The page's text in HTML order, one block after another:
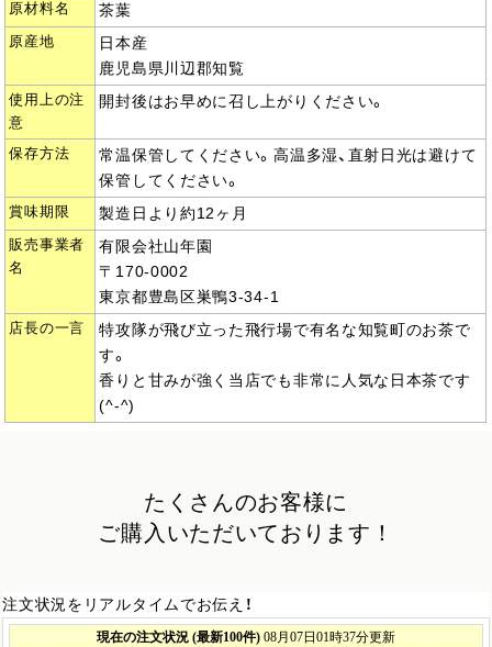
原材料名 茶葉
原産地
日本産
鹿児島県川辺郡知覧
使用上の注
意
開封後はお早めに召し上がりください。
保存方法
常温保管してください。高温多湿、直射日光は避けて
保管してください。
賞味期限 製造日より約12ヶ月
販売事業者
名
有限会社山年園
〒170-0002
東京都豊島区巣鴨3-34-1
店長の一言
特攻隊が飛び立った飛行場で有名な知覧町のお茶で
す。
香りと甘みが強く当店でも非常に人気な日本茶です
(^-^)
たくさんのお客様に
ご購入いただいております！
注文状況をリアルタイムでお伝え！